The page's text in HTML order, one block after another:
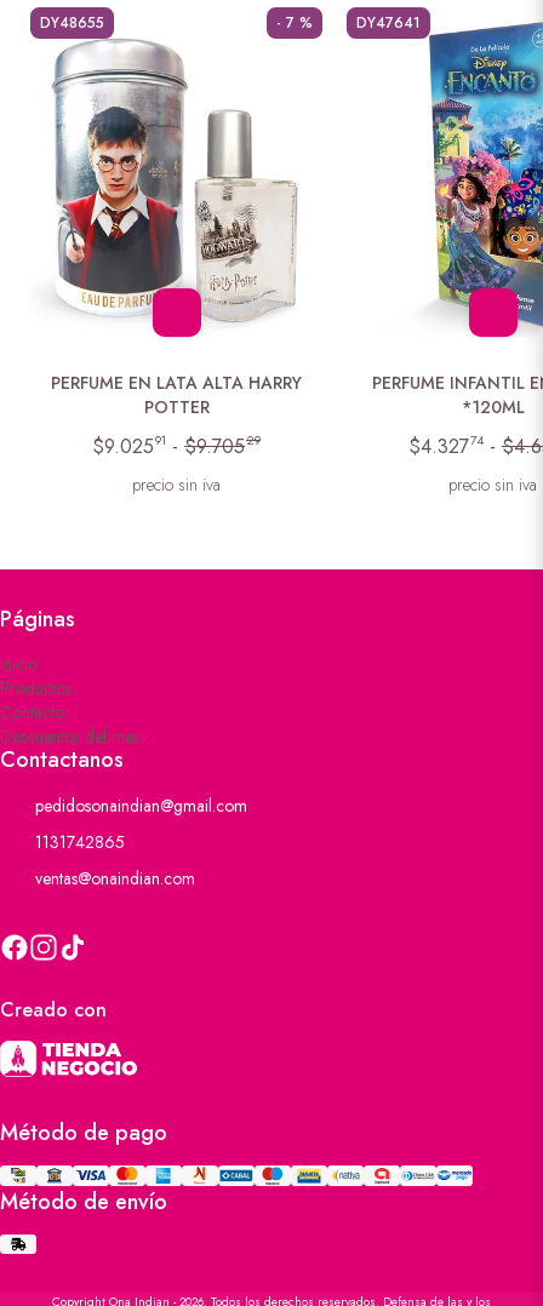
DY48655 - 7 %
PERFUME EN LATA ALTA HARRY
POTTER
$9.02591 - $9.70529
precio sin iva
DY47641
PERFUME INFANTIL
*120ML
$4.32774 -
precio sin iva
Páginas
Inicio
Productos
Contacto
Descuentos del mes
Contactanos
pedidosonaindian@gmail.com
1131742865
ventas@onaindian.com
Creado con
Método de pago
Método de envío
Copyright Ona Indian - 2026. Todos los derechos reservados. Defensa de las y los